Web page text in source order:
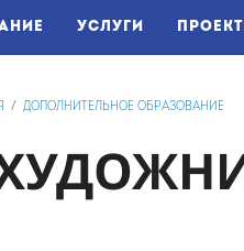
УСЛУГИ
/ ДОПОЛНИТЕЛЬНОЕ ОБРАЗОВАНИЕ